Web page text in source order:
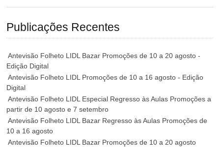
Publicações Recentes
Antevisão Folheto LIDL Bazar Promoções de 10 a 20 agosto -
Edição Digital
Antevisão Folheto LIDL Promoções de 10 a 16 agosto - Edição
Digital
Antevisão Folheto LIDL Especial Regresso às Aulas Promoções a
partir de 10 agosto e 7 setembro
Antevisão Folheto LIDL Bazar Regresso às Aulas Promoções de
10 a 16 agosto
Antevisão Folheto LIDL Bazar Promoções de 10 a 20 agosto